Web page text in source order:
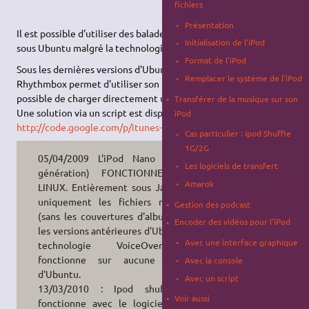
Il est possible d'utiliser des baladeurs numériques de type iPod
sous Ubuntu malgré la technologie propriétaire d'Apple™.
Sous les dernières versions d'Ubuntu, le programme
Rhythmbox permet d'utiliser son iPod. Cependant, il n'est pas
possible de charger directement une bibliothèque de iTunes.
Une solution via un script est disponible ici
http://code.google.com/p/itunes-to-rhythmbox-ratings/
05/04/2009 L'iPod Nano 4G (4e
génération) FONCTIONNE SOUS
LINUX. Entièrement sous Jaunty et
uniquement les fichiers musicaux
(sans les couvertures d'album) pour
les versions antérieures d'Ubuntu. La
technologie VoiceOver ne
fonctionne sur aucune version
d'Ubuntu.
13/03/2010 : Ipod shuffle 3G
fonctionne avec le logiciel Floola
fichiers
Présentation
Initialisation de l'iPod
Format de l'iPod
Remplacer le système de l'iPod
Transférer de la musique sur son
iPod
Cas particulier : Ipod Shuffle
1G/2G
Les logiciels de transfert
Amarok
Gestion des podcast
Encoder des vidéos pour l'iPod
Avec une interface graphique
Avec la console
Avec un script
Voir aussi